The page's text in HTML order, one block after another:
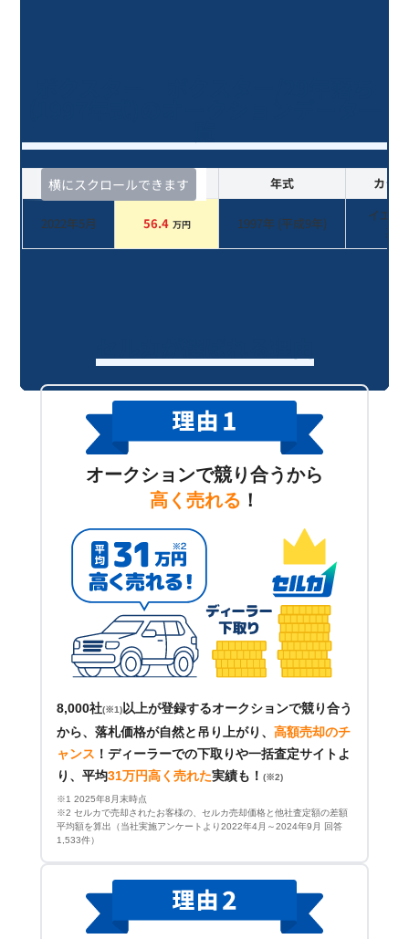
横にスクロールできます
査定時期 セルカ実績 年式 カラー
2022年5月 56.4 万円 1997年 (平成9年)
イエロ
系
オークションで競り合うから
高く売れる ！
8,000社(※1) 以上が登録するオークションで競り合う
から、落札価格が自然と吊り上がり、 高額売却のチ
ャンス ！ ディーラーでの下取りや一括査定サイトよ
り、平均31万円高く売れた実績も！ (※2)
※1 2025年8月末時点
※2 セルカで売却されたお客様の、セルカ売却価格と他社査定額の差額
平均額を算出（当社実施アンケートより2022年4月～2024年9月 回答
1,533件）